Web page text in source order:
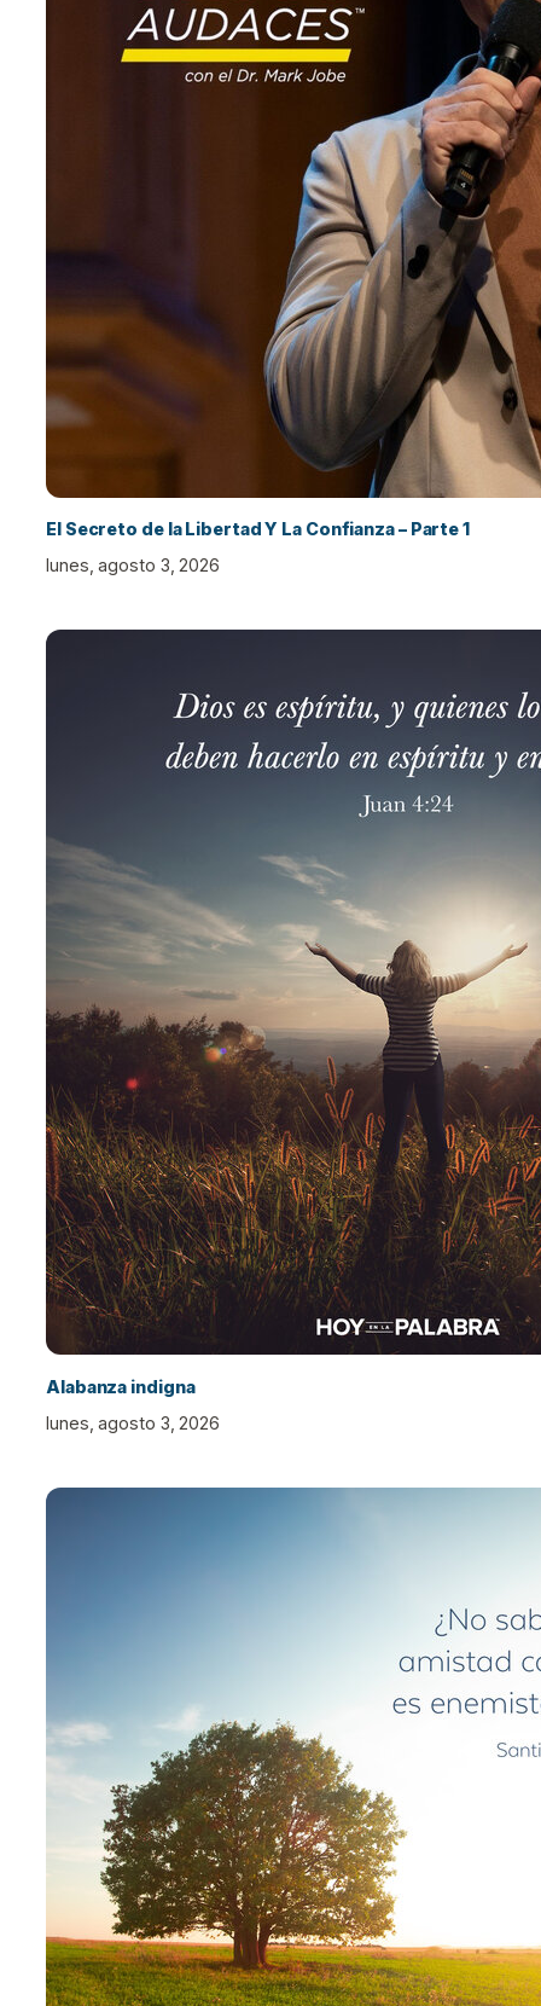
El Secreto de la Libertad Y La Confianza – Parte 1
lunes, agosto 3, 2026
Alabanza indigna
lunes, agosto 3, 2026